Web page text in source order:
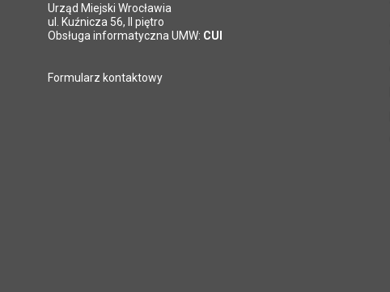
Urząd Miejski Wrocławia
ul. Kuźnicza 56, II piętro
Obsługa informatyczna UMW: CUI
Formularz kontaktowy